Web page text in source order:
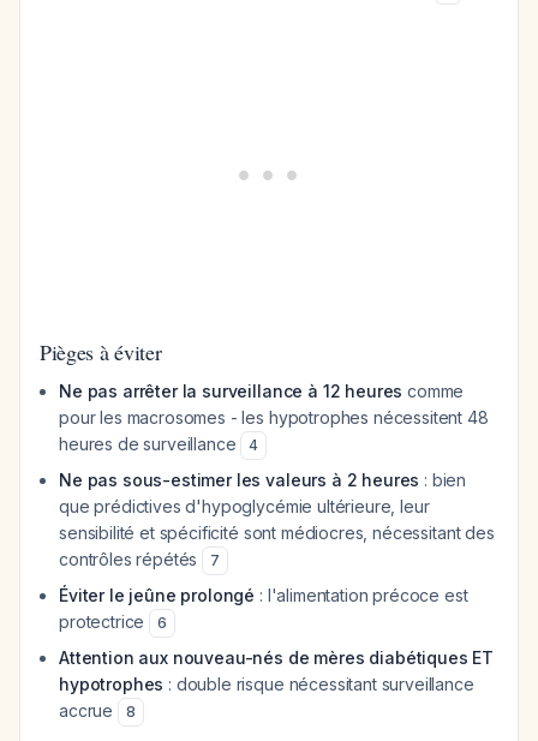
Pièges à éviter
Ne pas arrêter la surveillance à 12 heures comme
pour les macrosomes - les hypotrophes nécessitent 48
heures de surveillance
4
Ne pas sous-estimer les valeurs à 2 heures : bien
que prédictives d'hypoglycémie ultérieure, leur
sensibilité et spécificité sont médiocres, nécessitant des
contrôles répétés
7
Éviter le jeûne prolongé : l'alimentation précoce est
protectrice
6
Attention aux nouveau-nés de mères diabétiques ET
hypotrophes : double risque nécessitant surveillance
accrue
8